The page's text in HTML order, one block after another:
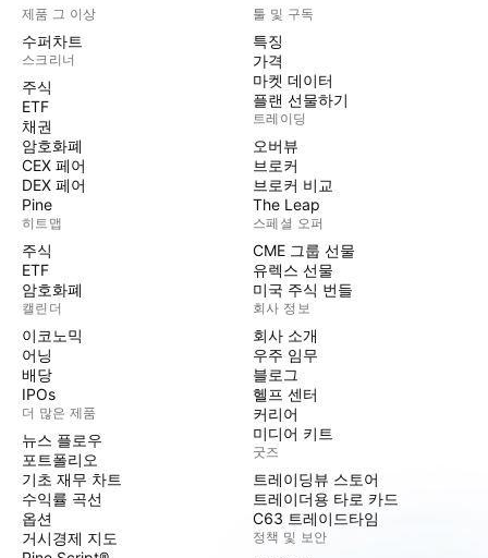
제품 그 이상
수퍼차트
스크리너
주식
ETF
채권
암호화폐
CEX 페어
DEX 페어
Pine
히트맵
주식
ETF
암호화폐
캘린더
이코노믹
어닝
배당
IPOs
더 많은 제품
뉴스 플로우
포트폴리오
기초 재무 차트
수익률 곡선
옵션
거시경제 지도
툴 및 구독
특징
가격
마켓 데이터
플랜 선물하기
트레이딩
오버뷰
브로커
브로커 비교
The Leap
스페셜 오퍼
CME 그룹 선물
유렉스 선물
미국 주식 번들
회사 정보
회사 소개
우주 임무
블로그
헬프 센터
커리어
미디어 키트
굿즈
트레이딩뷰 스토어
트레이더용 타로 카드
C63 트레이드타임
정책 및 보안